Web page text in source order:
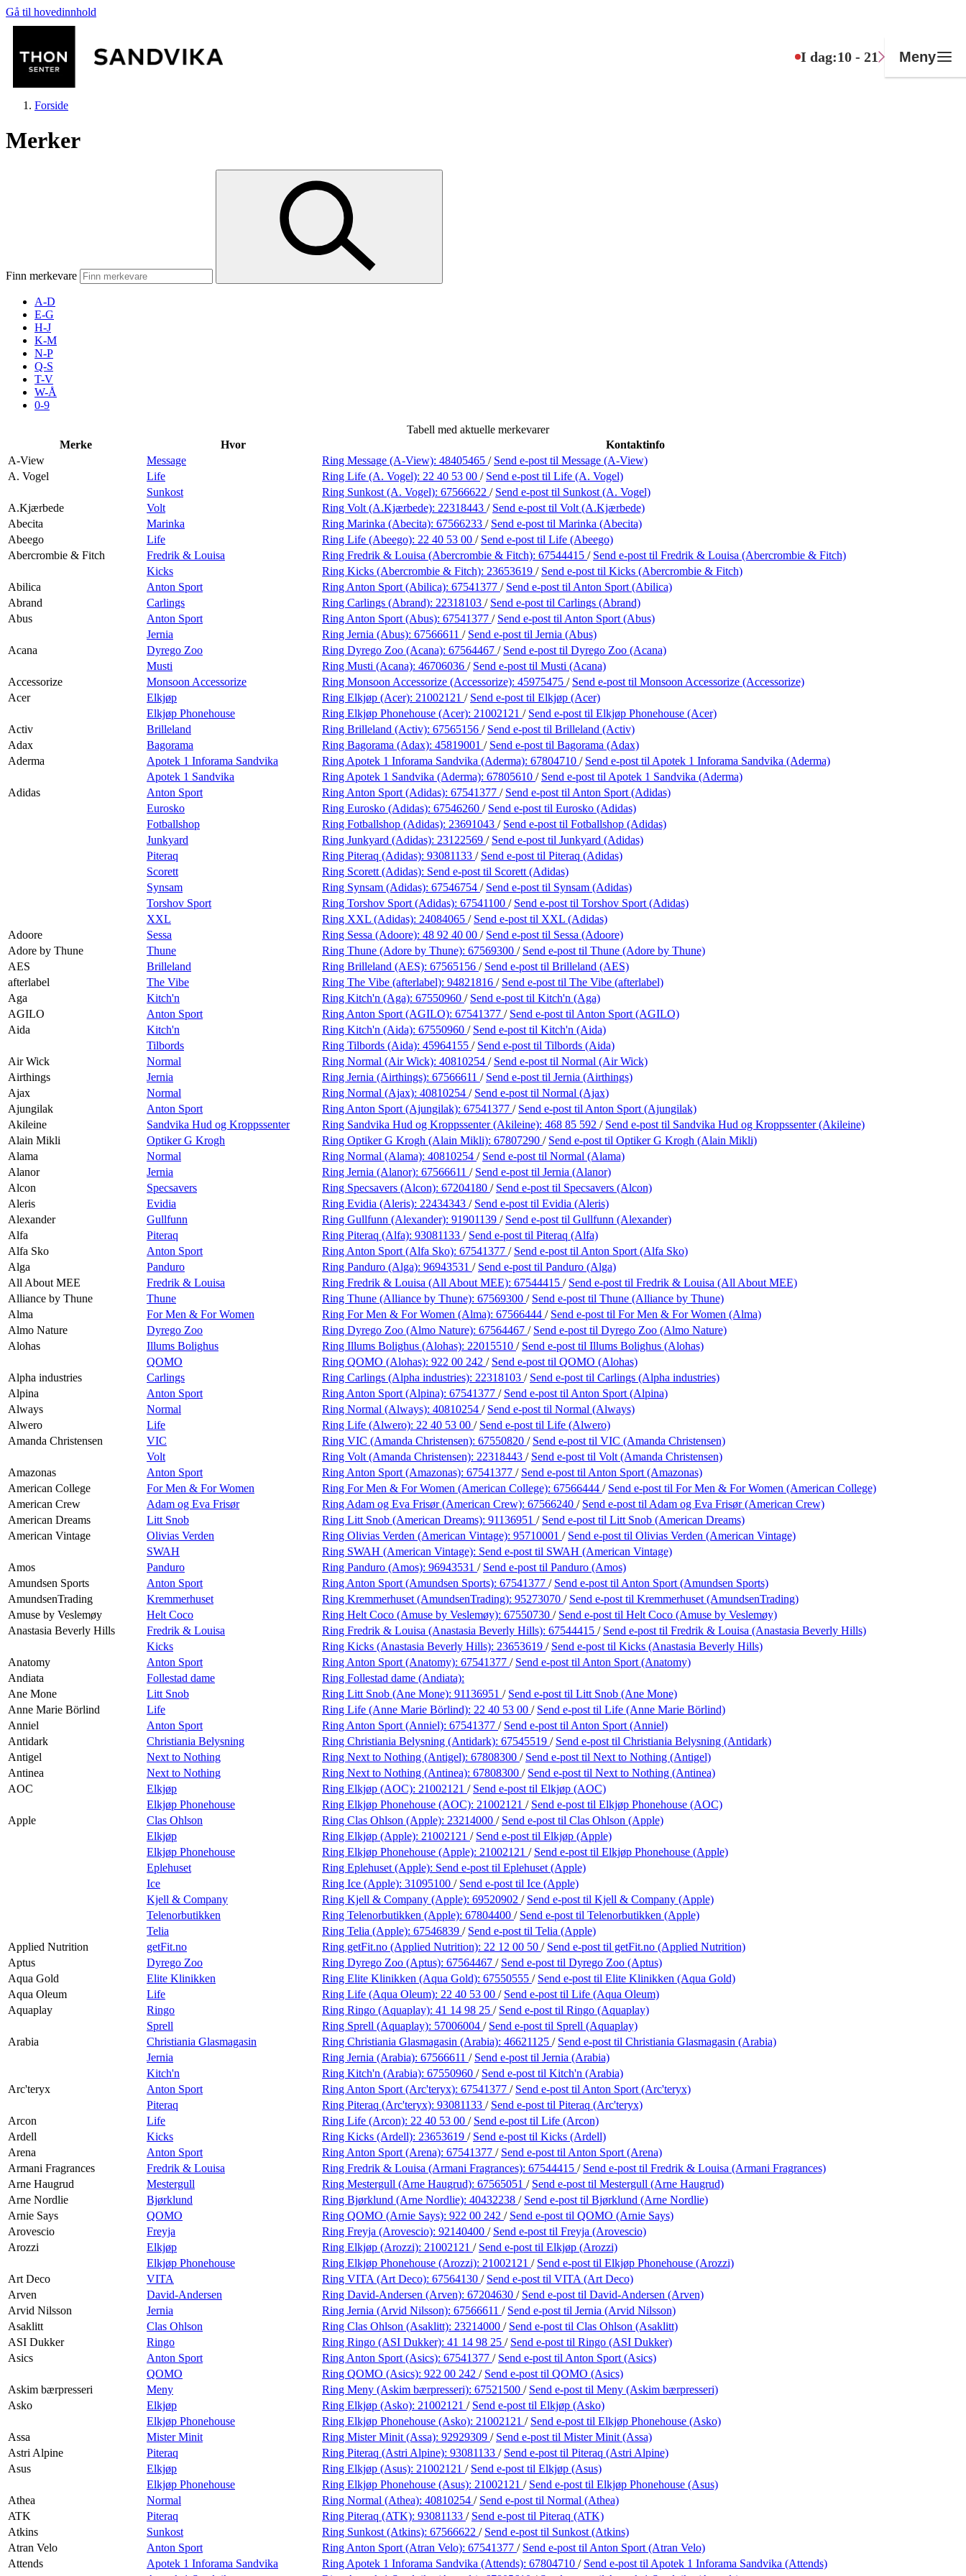
Gå til hovedinnhold
I dag:10 - 21 Meny
Mat og drikke
Merker
Inspirasjon
Søk
Praktisk informasjon
Ledige stillinger
Min Shopping-app
Forside
Merker
Finn merkevare
A-D
E-G
H-J
K-M
N-P
Q-S
T-V
W-Å
0-9
Tabell med aktuelle merkevarer
Merke
Hvor
Kontaktinfo
A-View
Message Ring Message (A-View): 48405465 / Send e-post til Message (A-View)
A. Vogel
Life Ring Life (A. Vogel): 22 40 53 00 / Send e-post til Life (A. Vogel)
Sunkost
Ring Sunkost (A. Vogel): 67566622 / Send e-post til Sunkost (A. Vogel)
A.Kjærbede
Volt Ring Volt (A.Kjærbede): 22318443 / Send e-post til Volt (A.Kjærbede)
Abecita
Marinka Ring Marinka (Abecita): 67566233 / Send e-post til Marinka (Abecita)
Abeego
Life Ring Life (Abeego): 22 40 53 00 / Send e-post til Life (Abeego)
Abercrombie & Fitch
Fredrik & Louisa Ring Fredrik & Louisa (Abercrombie & Fitch): 67544415 / Send e-post til Fredrik & Louisa (Abercrombie & Fitch)
Kicks
Ring Kicks (Abercrombie & Fitch): 23653619 / Send e-post til Kicks (Abercrombie & Fitch)
Abilica
Anton Sport Ring Anton Sport (Abilica): 67541377 / Send e-post til Anton Sport (Abilica)
Abrand
Carlings Ring Carlings (Abrand): 22318103 / Send e-post til Carlings (Abrand)
Abus
Anton Sport Ring Anton Sport (Abus): 67541377 / Send e-post til Anton Sport (Abus)
Jernia
Ring Jernia (Abus): 67566611 / Send e-post til Jernia (Abus)
Acana
Dyrego Zoo Ring Dyrego Zoo (Acana): 67564467 / Send e-post til Dyrego Zoo (Acana)
Musti
Ring Musti (Acana): 46706036 / Send e-post til Musti (Acana)
Accessorize
Monsoon Accessorize Ring Monsoon Accessorize (Accessorize): 45975475 / Send e-post til Monsoon Accessorize (Accessorize)
Acer
Elkjøp Ring Elkjøp (Acer): 21002121 / Send e-post til Elkjøp (Acer)
Elkjøp Phonehouse
Ring Elkjøp Phonehouse (Acer): 21002121 / Send e-post til Elkjøp Phonehouse (Acer)
Activ
Brilleland Ring Brilleland (Activ): 67565156 / Send e-post til Brilleland (Activ)
Adax
Bagorama Ring Bagorama (Adax): 45819001 / Send e-post til Bagorama (Adax)
Aderma
Apotek 1 Inforama Sandvika Ring Apotek 1 Inforama Sandvika (Aderma): 67804710 / Send e-post til Apotek 1 Inforama Sandvika (Aderma)
Apotek 1 Sandvika
Ring Apotek 1 Sandvika (Aderma): 67805610 / Send e-post til Apotek 1 Sandvika (Aderma)
Adidas
Anton Sport Ring Anton Sport (Adidas): 67541377 / Send e-post til Anton Sport (Adidas)
Eurosko
Ring Eurosko (Adidas): 67546260 / Send e-post til Eurosko (Adidas)
Fotballshop
Ring Fotballshop (Adidas): 23691043 / Send e-post til Fotballshop (Adidas)
Junkyard
Ring Junkyard (Adidas): 23122569 / Send e-post til Junkyard (Adidas)
Piteraq
Ring Piteraq (Adidas): 93081133 / Send e-post til Piteraq (Adidas)
Scorett
Ring Scorett (Adidas): Send e-post til Scorett (Adidas)
Synsam
Ring Synsam (Adidas): 67546754 / Send e-post til Synsam (Adidas)
Torshov Sport
Ring Torshov Sport (Adidas): 67541100 / Send e-post til Torshov Sport (Adidas)
XXL
Ring XXL (Adidas): 24084065 / Send e-post til XXL (Adidas)
Adoore
Sessa Ring Sessa (Adoore): 48 92 40 00 / Send e-post til Sessa (Adoore)
Adore by Thune
Thune Ring Thune (Adore by Thune): 67569300 / Send e-post til Thune (Adore by Thune)
AES
Brilleland Ring Brilleland (AES): 67565156 / Send e-post til Brilleland (AES)
afterlabel
The Vibe Ring The Vibe (afterlabel): 94821816 / Send e-post til The Vibe (afterlabel)
Aga
Kitch'n Ring Kitch'n (Aga): 67550960 / Send e-post til Kitch'n (Aga)
AGILO
Anton Sport Ring Anton Sport (AGILO): 67541377 / Send e-post til Anton Sport (AGILO)
Aida
Kitch'n Ring Kitch'n (Aida): 67550960 / Send e-post til Kitch'n (Aida)
Tilbords
Ring Tilbords (Aida): 45964155 / Send e-post til Tilbords (Aida)
Air Wick
Normal Ring Normal (Air Wick): 40810254 / Send e-post til Normal (Air Wick)
Airthings
Jernia Ring Jernia (Airthings): 67566611 / Send e-post til Jernia (Airthings)
Ajax
Normal Ring Normal (Ajax): 40810254 / Send e-post til Normal (Ajax)
Ajungilak
Anton Sport Ring Anton Sport (Ajungilak): 67541377 / Send e-post til Anton Sport (Ajungilak)
Akileine
Sandvika Hud og Kroppssenter Ring Sandvika Hud og Kroppssenter (Akileine): 468 85 592 / Send e-post til Sandvika Hud og Kroppssenter (Akileine)
Alain Mikli
Optiker G Krogh Ring Optiker G Krogh (Alain Mikli): 67807290 / Send e-post til Optiker G Krogh (Alain Mikli)
Alama
Normal Ring Normal (Alama): 40810254 / Send e-post til Normal (Alama)
Alanor
Jernia Ring Jernia (Alanor): 67566611 / Send e-post til Jernia (Alanor)
Alcon
Specsavers Ring Specsavers (Alcon): 67204180 / Send e-post til Specsavers (Alcon)
Aleris
Evidia Ring Evidia (Aleris): 22434343 / Send e-post til Evidia (Aleris)
Alexander
Gullfunn Ring Gullfunn (Alexander): 91901139 / Send e-post til Gullfunn (Alexander)
Alfa
Piteraq Ring Piteraq (Alfa): 93081133 / Send e-post til Piteraq (Alfa)
Alfa Sko
Anton Sport Ring Anton Sport (Alfa Sko): 67541377 / Send e-post til Anton Sport (Alfa Sko)
Alga
Panduro Ring Panduro (Alga): 96943531 / Send e-post til Panduro (Alga)
All About MEE
Fredrik & Louisa Ring Fredrik & Louisa (All About MEE): 67544415 / Send e-post til Fredrik & Louisa (All About MEE)
Alliance by Thune
Thune Ring Thune (Alliance by Thune): 67569300 / Send e-post til Thune (Alliance by Thune)
Alma
For Men & For Women Ring For Men & For Women (Alma): 67566444 / Send e-post til For Men & For Women (Alma)
Almo Nature
Dyrego Zoo Ring Dyrego Zoo (Almo Nature): 67564467 / Send e-post til Dyrego Zoo (Almo Nature)
Alohas
Illums Bolighus Ring Illums Bolighus (Alohas): 22015510 / Send e-post til Illums Bolighus (Alohas)
QOMO
Ring QOMO (Alohas): 922 00 242 / Send e-post til QOMO (Alohas)
Alpha industries
Carlings Ring Carlings (Alpha industries): 22318103 / Send e-post til Carlings (Alpha industries)
Alpina
Anton Sport Ring Anton Sport (Alpina): 67541377 / Send e-post til Anton Sport (Alpina)
Always
Normal Ring Normal (Always): 40810254 / Send e-post til Normal (Always)
Alwero
Life Ring Life (Alwero): 22 40 53 00 / Send e-post til Life (Alwero)
Amanda Christensen
VIC Ring VIC (Amanda Christensen): 67550820 / Send e-post til VIC (Amanda Christensen)
Volt
Ring Volt (Amanda Christensen): 22318443 / Send e-post til Volt (Amanda Christensen)
Amazonas
Anton Sport Ring Anton Sport (Amazonas): 67541377 / Send e-post til Anton Sport (Amazonas)
American College
For Men & For Women Ring For Men & For Women (American College): 67566444 / Send e-post til For Men & For Women (American College)
American Crew
Adam og Eva Frisør Ring Adam og Eva Frisør (American Crew): 67566240 / Send e-post til Adam og Eva Frisør (American Crew)
American Dreams
Litt Snob Ring Litt Snob (American Dreams): 91136951 / Send e-post til Litt Snob (American Dreams)
American Vintage
Olivias Verden Ring Olivias Verden (American Vintage): 95710001 / Send e-post til Olivias Verden (American Vintage)
SWAH
Ring SWAH (American Vintage): Send e-post til SWAH (American Vintage)
Amos
Panduro Ring Panduro (Amos): 96943531 / Send e-post til Panduro (Amos)
Amundsen Sports
Anton Sport Ring Anton Sport (Amundsen Sports): 67541377 / Send e-post til Anton Sport (Amundsen Sports)
AmundsenTrading
Kremmerhuset Ring Kremmerhuset (AmundsenTrading): 95273070 / Send e-post til Kremmerhuset (AmundsenTrading)
Amuse by Veslemøy
Helt Coco Ring Helt Coco (Amuse by Veslemøy): 67550730 / Send e-post til Helt Coco (Amuse by Veslemøy)
Anastasia Beverly Hills
Fredrik & Louisa Ring Fredrik & Louisa (Anastasia Beverly Hills): 67544415 / Send e-post til Fredrik & Louisa (Anastasia Beverly Hills)
Kicks
Ring Kicks (Anastasia Beverly Hills): 23653619 / Send e-post til Kicks (Anastasia Beverly Hills)
Anatomy
Anton Sport Ring Anton Sport (Anatomy): 67541377 / Send e-post til Anton Sport (Anatomy)
Andiata
Follestad dame
Ring Follestad dame (Andiata):
Ane Mone
Litt Snob Ring Litt Snob (Ane Mone): 91136951 / Send e-post til Litt Snob (Ane Mone)
Anne Marie Börlind
Life Ring Life (Anne Marie Börlind): 22 40 53 00 / Send e-post til Life (Anne Marie Börlind)
Anniel
Anton Sport Ring Anton Sport (Anniel): 67541377 / Send e-post til Anton Sport (Anniel)
Antidark
Christiania Belysning Ring Christiania Belysning (Antidark): 67545519 / Send e-post til Christiania Belysning (Antidark)
Antigel
Next to Nothing Ring Next to Nothing (Antigel): 67808300 / Send e-post til Next to Nothing (Antigel)
Antinea
Next to Nothing Ring Next to Nothing (Antinea): 67808300 / Send e-post til Next to Nothing (Antinea)
AOC
Elkjøp Ring Elkjøp (AOC): 21002121 / Send e-post til Elkjøp (AOC)
Elkjøp Phonehouse
Ring Elkjøp Phonehouse (AOC): 21002121 / Send e-post til Elkjøp Phonehouse (AOC)
Apple
Clas Ohlson Ring Clas Ohlson (Apple): 23214000 / Send e-post til Clas Ohlson (Apple)
Elkjøp
Ring Elkjøp (Apple): 21002121 / Send e-post til Elkjøp (Apple)
Elkjøp Phonehouse
Ring Elkjøp Phonehouse (Apple): 21002121 / Send e-post til Elkjøp Phonehouse (Apple)
Eplehuset
Ring Eplehuset (Apple): Send e-post til Eplehuset (Apple)
Ice
Ring Ice (Apple): 31095100 / Send e-post til Ice (Apple)
Kjell & Company
Ring Kjell & Company (Apple): 69520902 / Send e-post til Kjell & Company (Apple)
Telenorbutikken
Ring Telenorbutikken (Apple): 67804400 / Send e-post til Telenorbutikken (Apple)
Telia
Ring Telia (Apple): 67546839 / Send e-post til Telia (Apple)
Applied Nutrition
getFit.no Ring getFit.no (Applied Nutrition): 22 12 00 50 / Send e-post til getFit.no (Applied Nutrition)
Aptus
Dyrego Zoo Ring Dyrego Zoo (Aptus): 67564467 / Send e-post til Dyrego Zoo (Aptus)
Aqua Gold
Elite Klinikken Ring Elite Klinikken (Aqua Gold): 67550555 / Send e-post til Elite Klinikken (Aqua Gold)
Aqua Oleum
Life Ring Life (Aqua Oleum): 22 40 53 00 / Send e-post til Life (Aqua Oleum)
Aquaplay
Ringo Ring Ringo (Aquaplay): 41 14 98 25 / Send e-post til Ringo (Aquaplay)
Sprell
Ring Sprell (Aquaplay): 57006004 / Send e-post til Sprell (Aquaplay)
Arabia
Christiania Glasmagasin Ring Christiania Glasmagasin (Arabia): 46621125 / Send e-post til Christiania Glasmagasin (Arabia)
Jernia
Ring Jernia (Arabia): 67566611 / Send e-post til Jernia (Arabia)
Kitch'n
Ring Kitch'n (Arabia): 67550960 / Send e-post til Kitch'n (Arabia)
Arc'teryx
Anton Sport Ring Anton Sport (Arc'teryx): 67541377 / Send e-post til Anton Sport (Arc'teryx)
Piteraq
Ring Piteraq (Arc'teryx): 93081133 / Send e-post til Piteraq (Arc'teryx)
Arcon
Life Ring Life (Arcon): 22 40 53 00 / Send e-post til Life (Arcon)
Ardell
Kicks Ring Kicks (Ardell): 23653619 / Send e-post til Kicks (Ardell)
Arena
Anton Sport Ring Anton Sport (Arena): 67541377 / Send e-post til Anton Sport (Arena)
Armani Fragrances
Fredrik & Louisa Ring Fredrik & Louisa (Armani Fragrances): 67544415 / Send e-post til Fredrik & Louisa (Armani Fragrances)
Arne Haugrud
Mestergull Ring Mestergull (Arne Haugrud): 67565051 / Send e-post til Mestergull (Arne Haugrud)
Arne Nordlie
Bjørklund Ring Bjørklund (Arne Nordlie): 40432238 / Send e-post til Bjørklund (Arne Nordlie)
Arnie Says
QOMO Ring QOMO (Arnie Says): 922 00 242 / Send e-post til QOMO (Arnie Says)
Arovescio
Freyja Ring Freyja (Arovescio): 92140400 / Send e-post til Freyja (Arovescio)
Arozzi
Elkjøp Ring Elkjøp (Arozzi): 21002121 / Send e-post til Elkjøp (Arozzi)
Elkjøp Phonehouse
Ring Elkjøp Phonehouse (Arozzi): 21002121 / Send e-post til Elkjøp Phonehouse (Arozzi)
Art Deco
VITA Ring VITA (Art Deco): 67564130 / Send e-post til VITA (Art Deco)
Arven
David-Andersen Ring David-Andersen (Arven): 67204630 / Send e-post til David-Andersen (Arven)
Arvid Nilsson
Jernia Ring Jernia (Arvid Nilsson): 67566611 / Send e-post til Jernia (Arvid Nilsson)
Asaklitt
Clas Ohlson Ring Clas Ohlson (Asaklitt): 23214000 / Send e-post til Clas Ohlson (Asaklitt)
ASI Dukker
Ringo Ring Ringo (ASI Dukker): 41 14 98 25 / Send e-post til Ringo (ASI Dukker)
Asics
Anton Sport Ring Anton Sport (Asics): 67541377 / Send e-post til Anton Sport (Asics)
QOMO
Ring QOMO (Asics): 922 00 242 / Send e-post til QOMO (Asics)
Askim bærpresseri
Meny Ring Meny (Askim bærpresseri): 67521500 / Send e-post til Meny (Askim bærpresseri)
Asko
Elkjøp Ring Elkjøp (Asko): 21002121 / Send e-post til Elkjøp (Asko)
Elkjøp Phonehouse
Ring Elkjøp Phonehouse (Asko): 21002121 / Send e-post til Elkjøp Phonehouse (Asko)
Assa
Mister Minit Ring Mister Minit (Assa): 92929309 / Send e-post til Mister Minit (Assa)
Astri Alpine
Piteraq Ring Piteraq (Astri Alpine): 93081133 / Send e-post til Piteraq (Astri Alpine)
Asus
Elkjøp Ring Elkjøp (Asus): 21002121 / Send e-post til Elkjøp (Asus)
Elkjøp Phonehouse
Ring Elkjøp Phonehouse (Asus): 21002121 / Send e-post til Elkjøp Phonehouse (Asus)
Athea
Normal Ring Normal (Athea): 40810254 / Send e-post til Normal (Athea)
ATK
Piteraq Ring Piteraq (ATK): 93081133 / Send e-post til Piteraq (ATK)
Atkins
Sunkost Ring Sunkost (Atkins): 67566622 / Send e-post til Sunkost (Atkins)
Atran Velo
Anton Sport Ring Anton Sport (Atran Velo): 67541377 / Send e-post til Anton Sport (Atran Velo)
Attends
Apotek 1 Inforama Sandvika Ring Apotek 1 Inforama Sandvika (Attends): 67804710 / Send e-post til Apotek 1 Inforama Sandvika (Attends)